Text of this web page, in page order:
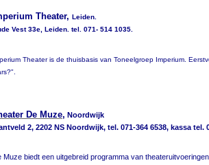
Theater,
Leiden.
Vest 33e, Leiden. tel. 071- 514 1035.
Theater is de thuisbasis van Toneelgroep Imperium.
De Muze, Noordwijk
2, 2202 NS Noordwijk, tel. 071-364 6538, kassa tel.
Muze biedt een uitgebreid programma van